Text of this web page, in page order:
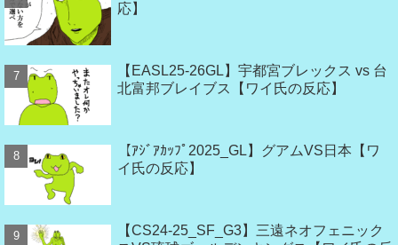
応】
【EASL25-26GL】宇都宮ブレックス vs 台
北富邦ブレイブス【ワイ氏の反応】
【ｱｼﾞｱｶｯﾌﾟ2025_GL】グアムVS日本【ワ
イ氏の反応】
【CS24-25_SF_G3】三遠ネオフェニック